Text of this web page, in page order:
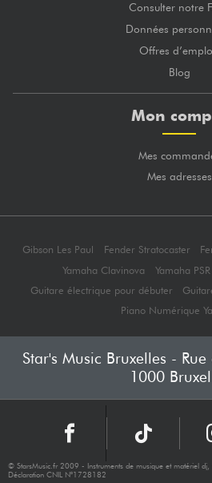
Consulter notre
Données
Offres
Blog
Mon
Mes
Mes adresses
Gibson Les Paul Fender Stratocaster
Yamaha Clavinova
Yamaha PSR
Guitare électrique pour débuter
Piano Numérique
Star's Music Bruxelles -
1000
© StarsMusic.fr 2009 - Instruments de musique et matériel dj,
Déclaration CNIL N°1728182